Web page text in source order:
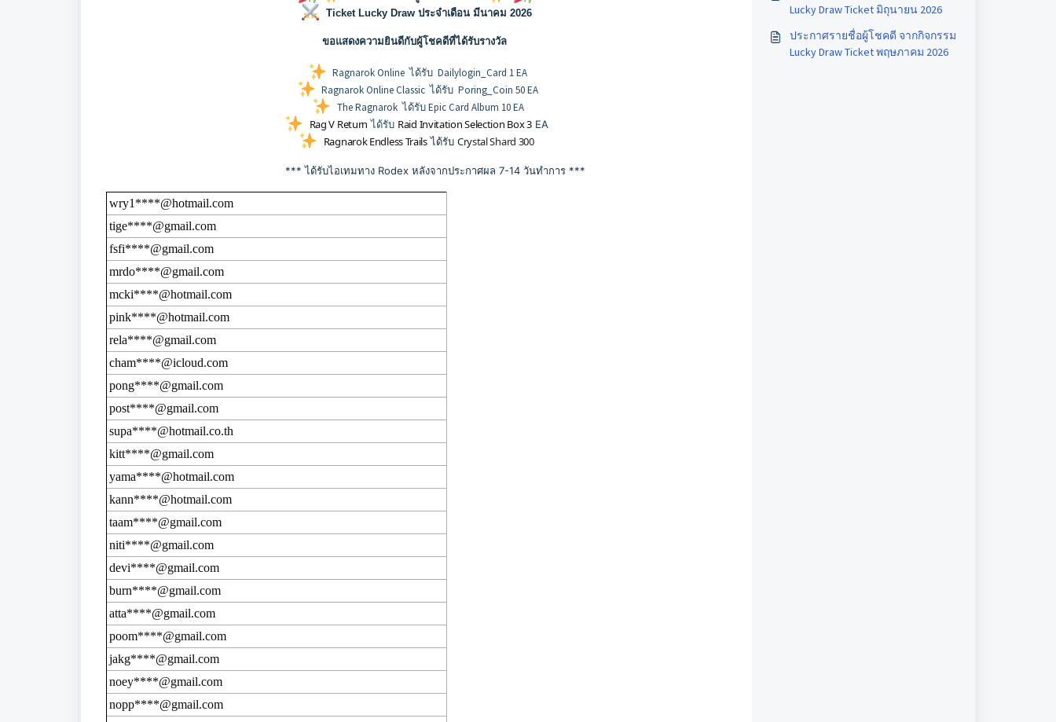
Ticket Lucky Draw ประจำเดือน มีนาคม 2026
ขอแสดงความยินดีกับผู้โชคดีที่ได้รับรางวัล
Ragnarok Online ได้รับ Dailylogin_Card 1 EA
Ragnarok Online Classic ได้รับ Poring_Coin 50 EA
The Ragnarok ได้รับ Epic Card Album 10 EA
Rag V Return ได้รับ Raid Invitation Selection Box 3 EA
Ragnarok Endless Trails ได้รับ Crystal Shard 300
*** ได้รับไอเทมทาง Rodex หลังจากประกาศผล 7-14 วันทำการ ***
wry1****@hotmail.com
tige****@gmail.com
fsfi****@gmail.com
mrdo****@gmail.com
mcki****@hotmail.com
pink****@hotmail.com
rela****@gmail.com
cham****@icloud.com
pong****@gmail.com
post****@gmail.com
supa****@hotmail.co.th
kitt****@gmail.com
yama****@hotmail.com
kann****@hotmail.com
taam****@gmail.com
niti****@gmail.com
devi****@gmail.com
burn****@gmail.com
atta****@gmail.com
poom****@gmail.com
jakg****@gmail.com
noey****@gmail.com
nopp****@gmail.com
Lucky Draw Ticket มิถุนายน 2026
ประกาศรายชื่อผู้โชคดี จากกิจกรรม
Lucky Draw Ticket พฤษภาคม 2026